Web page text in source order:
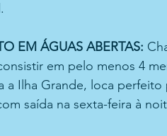
EM ÁGUAS ABERTAS:
em pelo menos 4
a Ilha Grande, loca
saída na sexta-feira à